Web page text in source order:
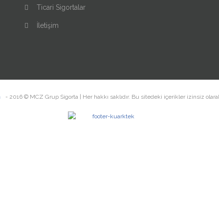
Ticari Sigortalar
İletişim
- 2016 © MCZ Grup Sigorta | Her hakkı saklıdır. Bu sitedeki içerikler izinsiz